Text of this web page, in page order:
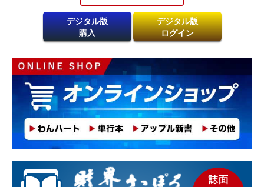
デジタル版
購入
デジタル版
ログイン